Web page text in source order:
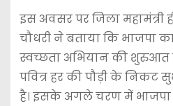
इस अवसर पर जिला महामंत्री
चौधरी ने बताया कि भाजपा
स्वच्छता अभियान की शुरुआत
पवित्र हर की पौड़ी के निकट
है। इसके अगले चरण में भाजपा